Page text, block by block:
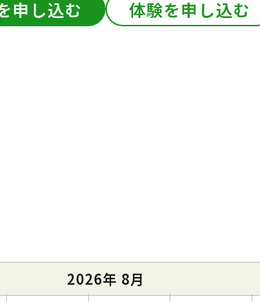
申し込む 体験を申し込む
2026年 8月